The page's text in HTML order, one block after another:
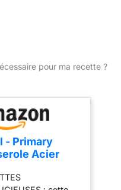
pour ma recette ?
- Primary
Acier
- 20 cm -